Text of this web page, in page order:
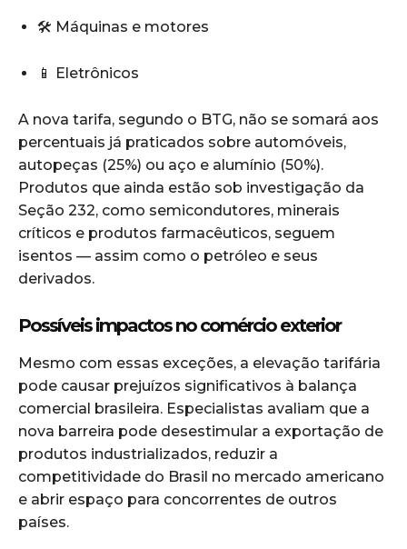
🛠️ Máquinas e motores
📱 Eletrônicos
A nova tarifa, segundo o BTG, não se somará aos
percentuais já praticados sobre automóveis,
autopeças (25%) ou aço e alumínio (50%).
Produtos que ainda estão sob investigação da
Seção 232, como semicondutores, minerais
críticos e produtos farmacêuticos, seguem
isentos — assim como o petróleo e seus
derivados.
Possíveis impactos no comércio exterior
Mesmo com essas exceções, a elevação tarifária
pode causar prejuízos significativos à balança
comercial brasileira. Especialistas avaliam que a
nova barreira pode desestimular a exportação de
produtos industrializados, reduzir a
competitividade do Brasil no mercado americano
e abrir espaço para concorrentes de outros
países.